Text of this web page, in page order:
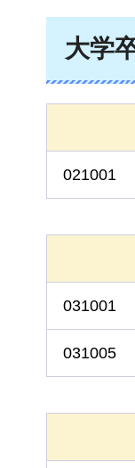
大学
021001
031001
031005